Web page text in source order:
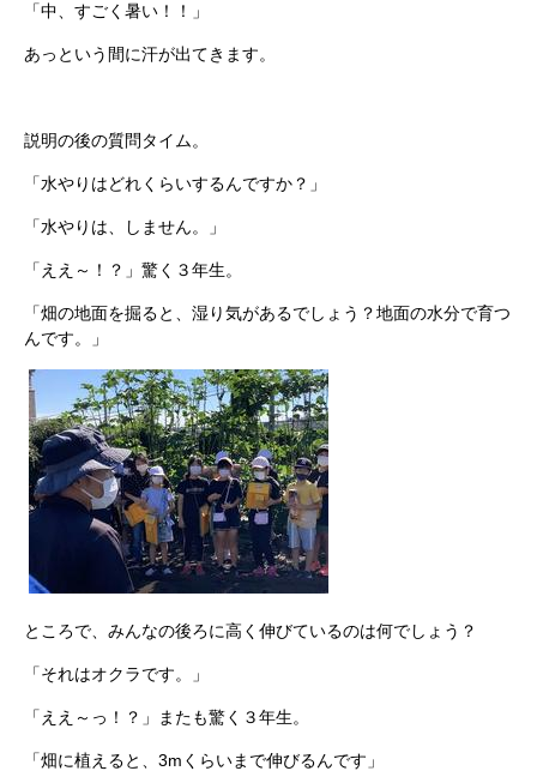
「中、すごく暑い！！」
あっという間に汗が出てきます。
説明の後の質問タイム。
「水やりはどれくらいするんですか？」
「水やりは、しません。」
「ええ～！？」驚く３年生。
「畑の地面を掘ると、湿り気があるでしょう？地面の水分で育つ
んです。」
ところで、みんなの後ろに高く伸びているのは何でしょう？
「それはオクラです。」
「ええ～っ！？」またも驚く３年生。
「畑に植えると、3mくらいまで伸びるんです」